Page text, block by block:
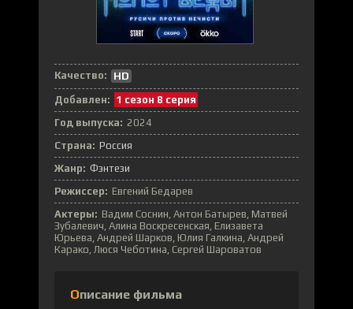
Качество:
HD
Добавлен: 1 сезон 8 серия
Год выпуска: 2024
Страна: Россия
Жанр: Фэнтези
Режиссер: Евгений Бедарев
Актеры: Вадим Соснин, Антон Батырев, Матвей
Зубалевич, Алина Воскресенская, Елизавета
Юрьева, Андрей Шарков, Юлия Галкина, Андрей
Карако, Люся Чеботина, Сергей Шароватов
Описание фильма